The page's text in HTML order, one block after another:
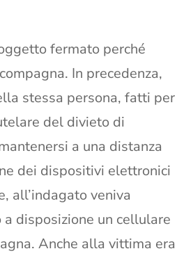
fermato perché
In precedenza,
stessa persona, fatti per
del divieto di
a una distanza
dei dispositivi elettronici
all’indagato veniva
disposizione un cellulare
Anche alla vittima era